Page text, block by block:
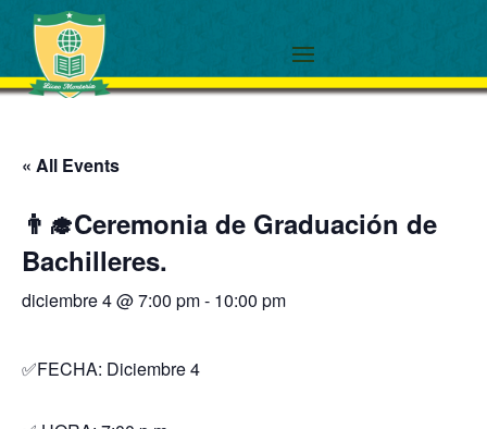
« All Events
👨‍🎓Ceremonia de Graduación de
Bachilleres.
diciembre 4 @ 7:00 pm- 10:00 pm
✅FECHA: Diciembre 4